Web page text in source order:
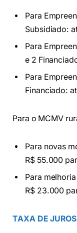
Para
Subsidiado:
Para
e 2
Para
Financiado:
Para o MCMV
Para novas
R$ 55.000
Para
R$ 23.000
TAXA DE